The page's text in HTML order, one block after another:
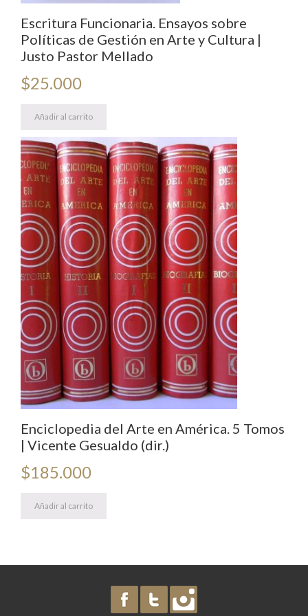
Escritura Funcionaria. Ensayos sobre
Políticas de Gestión en Arte y Cultura |
Justo Pastor Mellado
$25.000
Añadir al carrito
Enciclopedia del Arte en América. 5 Tomos
| Vicente Gesualdo (dir.)
$185.000
Añadir al carrito